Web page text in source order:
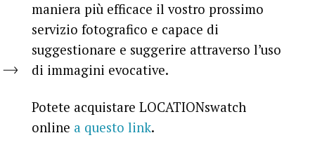
maniera più efficace il vostro prossimo
servizio fotografico e capace di
suggestionare e suggerire attraverso l’uso
di immagini evocative.
Potete acquistare LOCATIONswatch
online a questo link.